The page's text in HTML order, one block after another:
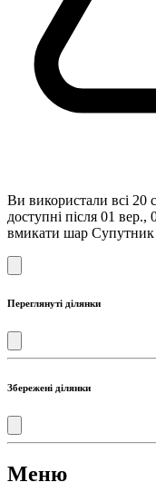
Ви використали всі 20
доступні після 01 вер.,
вмикати шар
Переглянуті ділянки
Збережені ділянки
Меню